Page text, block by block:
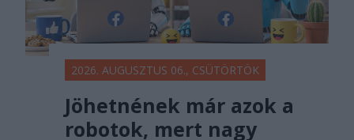
2026. AUGUSZTUS 06., CSÜTÖRTÖK
Jöhetnének már azok a
robotok, mert nagy